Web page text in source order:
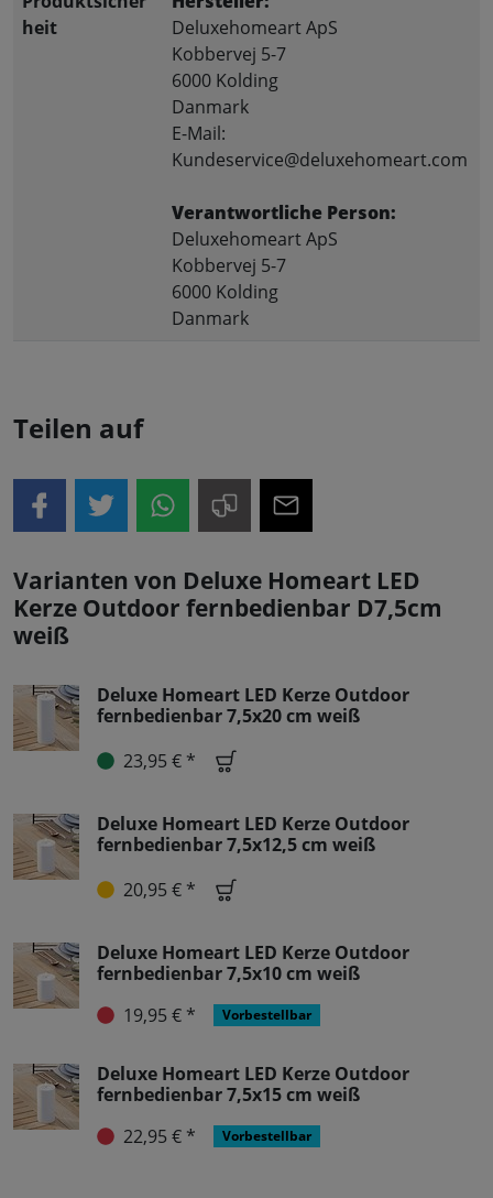
heit
Deluxehomeart ApS
Kobbervej 5-7
6000 Kolding
Danmark
E-Mail:
Kundeservice@deluxehomeart.com
Verantwortliche Person:
Deluxehomeart ApS
Kobbervej 5-7
6000 Kolding
Danmark
Teilen auf
Varianten von Deluxe Homeart LED
Kerze Outdoor fernbedienbar D7,5cm
weiß
Deluxe Homeart LED Kerze Outdoor
fernbedienbar 7,5x20 cm weiß
23,95 € *
Deluxe Homeart LED Kerze Outdoor
fernbedienbar 7,5x12,5 cm weiß
20,95 € *
Deluxe Homeart LED Kerze Outdoor
fernbedienbar 7,5x10 cm weiß
19,95 € *
Vorbestellbar
Deluxe Homeart LED Kerze Outdoor
fernbedienbar 7,5x15 cm weiß
22,95 € *
Vorbestellbar